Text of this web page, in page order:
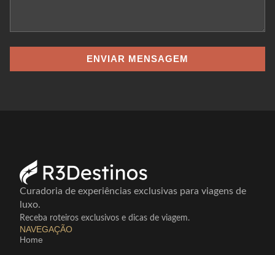
ENVIAR MENSAGEM
Curadoria de experiências exclusivas para viagens de
luxo.
Receba roteiros exclusivos e dicas de viagem.
NAVEGAÇÃO
Home